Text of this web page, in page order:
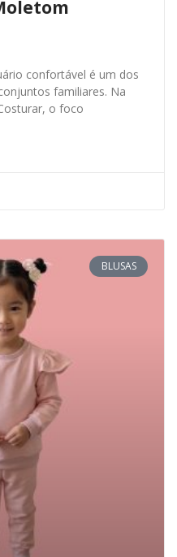
confortável é um dos
familiares. Na
o foco
BLUSAS